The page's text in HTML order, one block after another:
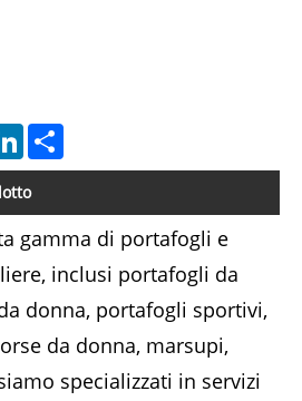
LinkedIn
gamma di portafogli e
inclusi portafogli da
donna, portafogli sportivi,
da donna, marsupi,
specializzati in servizi